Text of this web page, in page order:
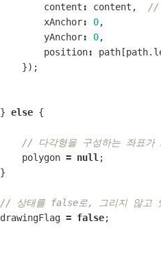
content : content ,
//
xAnchor: 0,
yAnchor: 0,
position: path [path.
});
} else {
// 다각형을 구성하는 좌표가
polygon = null ;
}
// 상태를 false로, 그리지 않고
drawingFlag = false;